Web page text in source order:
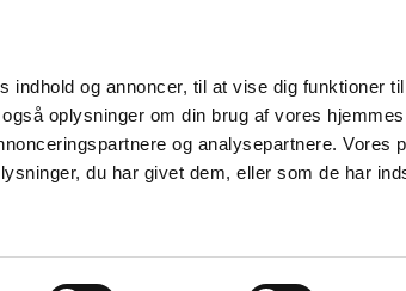
indhold og annoncer, til at vise dig funktioner
oplysninger om din brug af vores
og analysepartnere. Vores
du har givet dem, eller som de har
Nyheder Om os
Tilskud og
Apoteker og salg af